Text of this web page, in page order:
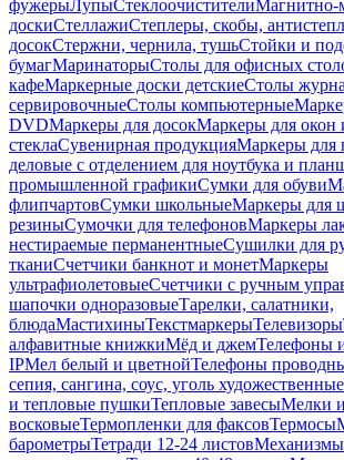
фужерыЛупыСтеклоочистителиМагнитно-
доскиСтеллажиСтеплеры, скобы,
досокСтержни, чернила, тушьСтойки и
бумагМаринаторыСтолы для офисных
кафеМаркерные доски детскиеСтолы
сервировочныеСтолы компьютерные
DVDМаркеры для досокМаркеры для окон
стеклаСувенирная продукцияМаркеры для
деловые с отделением для ноутбука и
промышленной графикиСумки для обуви
флипчартовСумки школьныеМаркеры для
резиныСумочки для телефоновМаркеры
нестираемые перманентныеСушилки для
тканиСчетчики банкнот и монетМаркеры
ультрафиолетовыеСчетчики с ручным
шапочки одноразовыеТарелки, салатники,
блюдаМастихиныТекстмаркерыТелевизоры
алфавитные книжкиМёд и джемТелефоны
IPМел белый и цветнойТелефоны
сепия, сангина, соус, уголь художественные
и тепловые пушкиТепловые завесыМелки
восковыеТермопленки для факсовТермосы
барометрыТетради 12-24 листовМеханизмы